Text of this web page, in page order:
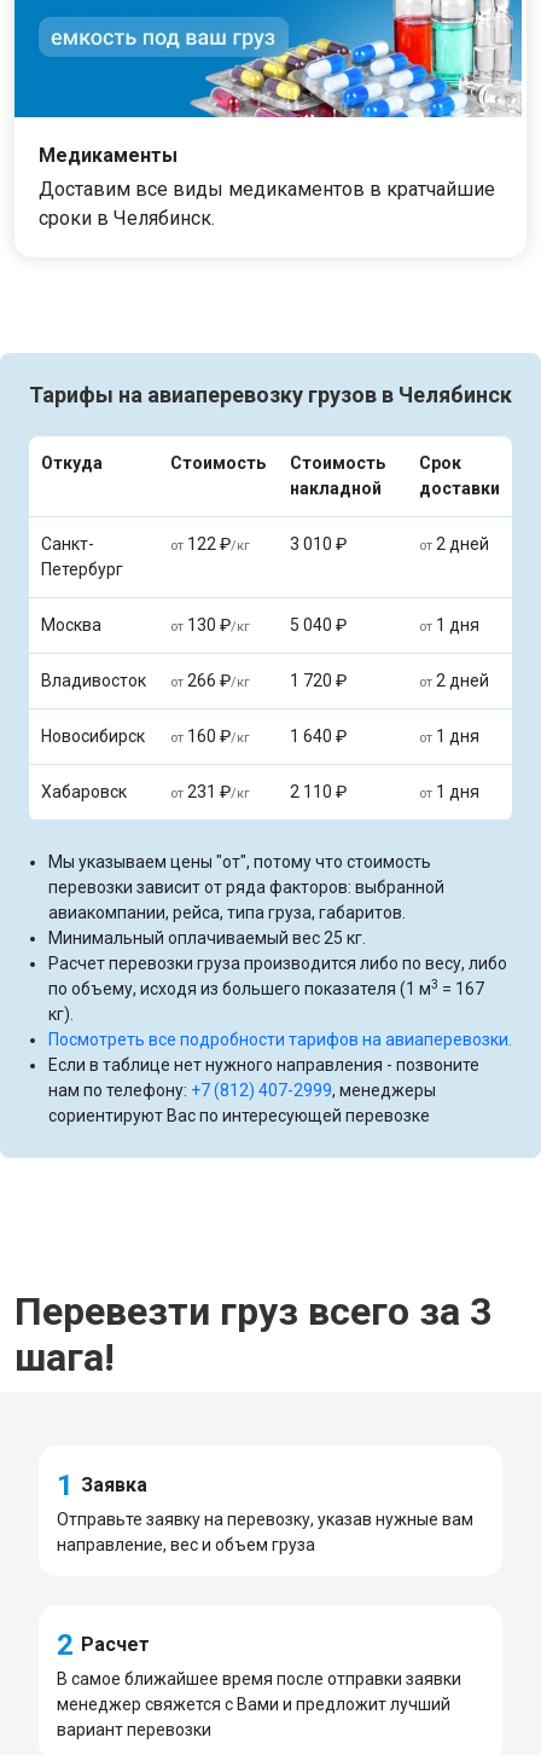
Медикаменты
Доставим все виды медикаментов в кратчайшие
сроки в Челябинск.
Тарифы на авиаперевозку грузов в Челябинск
Откуда Стоимость
Стоимость
накладной
Срок
доставки
Санкт-
Петербург
от 122 ₽/кг 3 010 ₽ от 2 дней
Москва от 130 ₽/кг 5 040 ₽ от 1 дня
Владивосток от 266 ₽/кг 1 720 ₽ от 2 дней
Новосибирск от 160 ₽/кг 1 640 ₽ от 1 дня
Хабаровск от 231 ₽/кг 2 110 ₽ от 1 дня
Мы указываем цены "от", потому что стоимость
перевозки зависит от ряда факторов: выбранной
авиакомпании, рейса, типа груза, габаритов.
Минимальный оплачиваемый вес 25 кг.
Расчет перевозки груза производится либо по весу, либо
по объему, исходя из большего показателя (1 м3 = 167
кг).
Посмотреть все подробности тарифов на авиаперевозки.
Если в таблице нет нужного направления - позвоните
нам по телефону: +7 (812) 407-2999, менеджеры
сориентируют Вас по интересующей перевозке
Перевезти груз всего за 3
шага!
1 Заявка
Отправьте заявку на перевозку, указав нужные вам
направление, вес и объем груза
2 Расчет
В самое ближайшее время после отправки заявки
менеджер свяжется с Вами и предложит лучший
вариант перевозки